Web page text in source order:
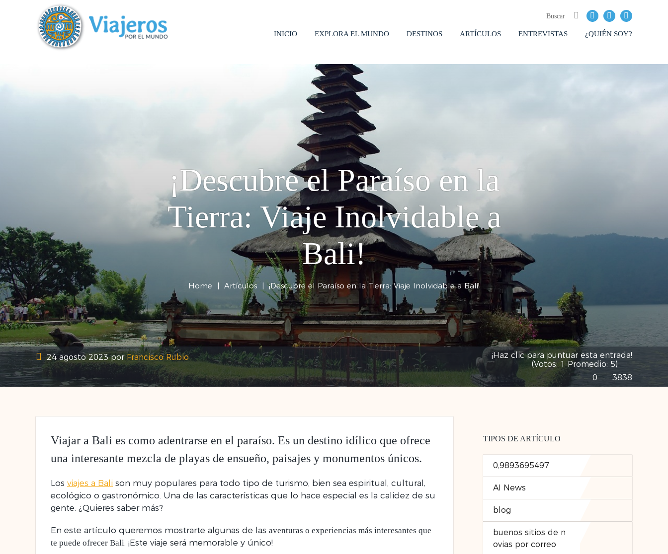
replica rolex air king watches
INICIO EXPLORA EL MUNDO DESTINOS ARTÍCULOS ENTREVISTAS ¿QUIÉN SOY?
¡Descubre el Paraíso en la
Tierra: Viaje Inolvidable a
Bali!
Home | Artículos |¡Descubre el Paraíso en la Tierra: Viaje Inolvidable a Bali!
24 agosto 2023porFrancisco Rubio
¡Haz clic para puntuar esta entrada!
(Votos: 1Promedio: 5)
3838
0
Viajar a Bali es como adentrarse en el paraíso. Es un destino idílico que ofrece
una interesante mezcla de playas de ensueño, paisajes y monumentos únicos.
Los viajes a Bali son muy populares para todo tipo de turismo, bien sea espiritual, cultural,
ecológico o gastronómico. Una de las características que lo hace especial es la calidez de su
gente. ¿Quieres saber más?
En este artículo queremos mostrarte algunas de las aventuras o experiencias más interesantes que
te puede ofrecer Bali. ¡Este viaje será memorable y único!
TIPOS DE ARTÍCULO
0,9893695497
AI News
blog
buenos sitios de n
ovias por correo